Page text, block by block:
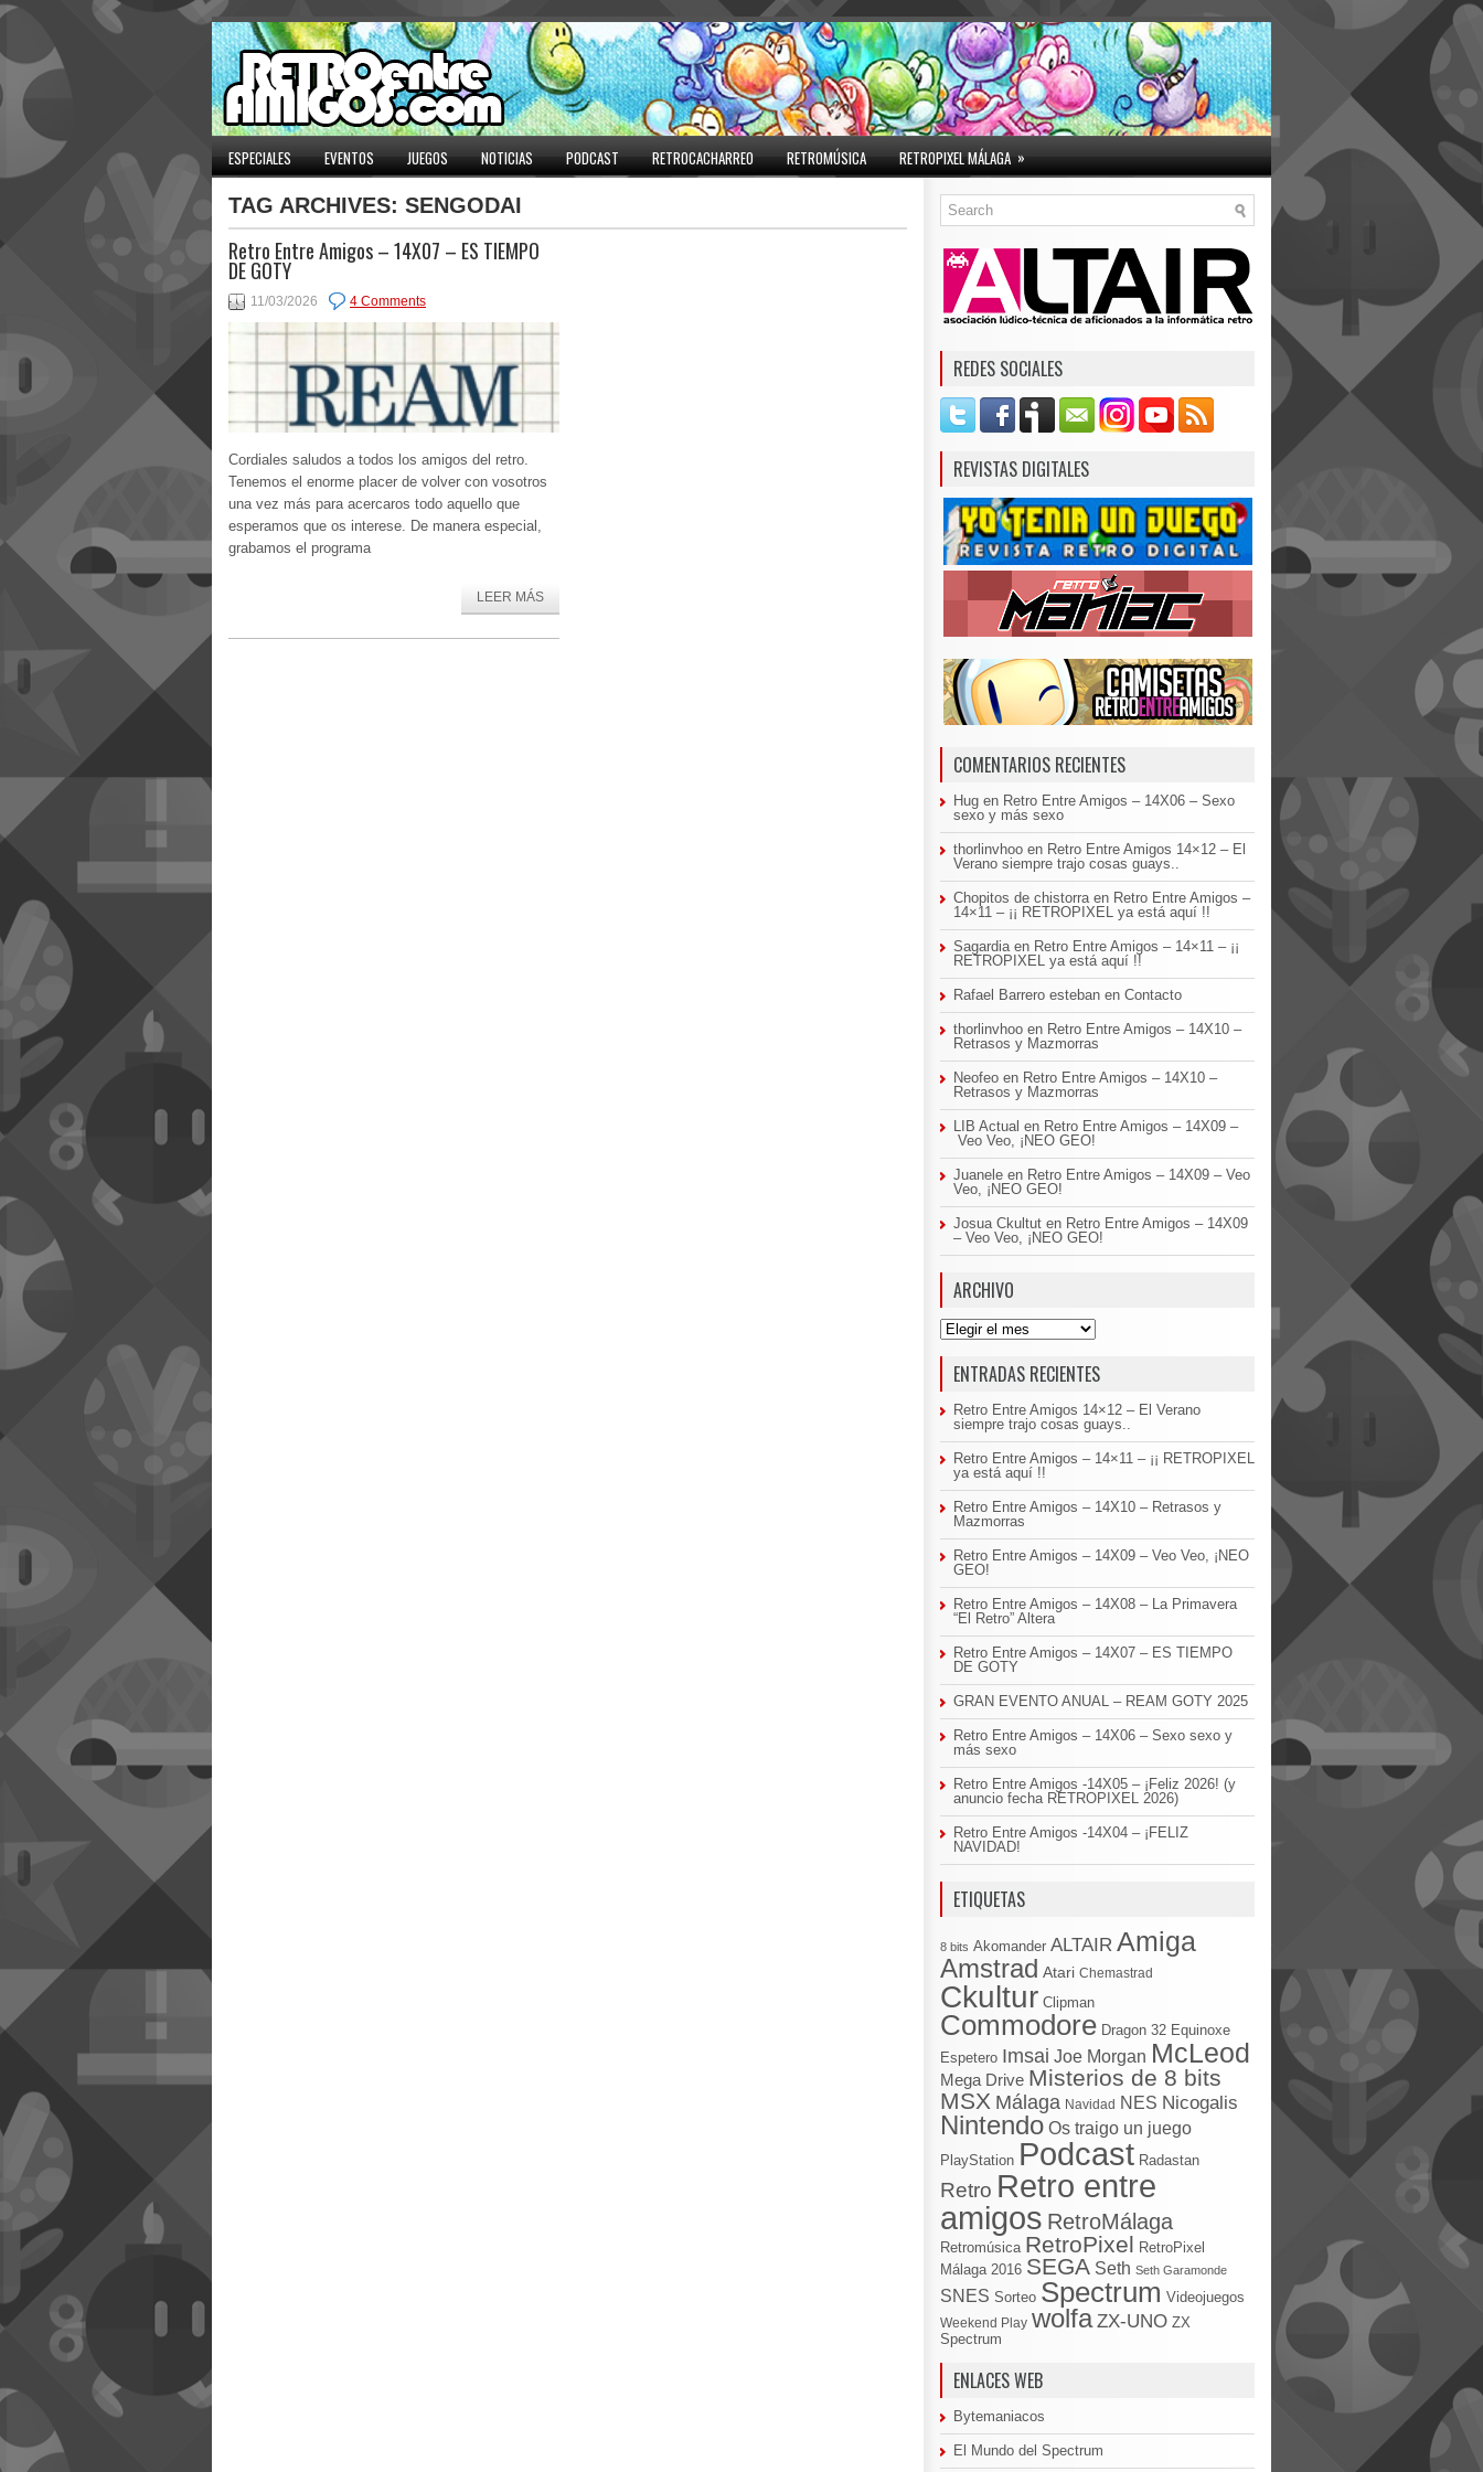
ESPECIALES EVENTOS JUEGOS NOTICIAS PODCAST RETROCACHARREO RETROMÚSICA RETROPIXEL MÁLAGA »
TAG ARCHIVES: SENGODAI
Retro Entre Amigos – 14X07 – ES TIEMPO
DE GOTY
11/03/2026 4 Comments
Cordiales saludos a todos los amigos del retro.
Tenemos el enorme placer de volver con vosotros
una vez más para acercaros todo aquello que
esperamos que os interese. De manera especial,
grabamos el programa
LEER MÁS
REDES SOCIALES
REVISTAS DIGITALES
COMENTARIOS RECIENTES
Hug en Retro Entre Amigos – 14X06 – Sexo
sexo y más sexo
thorlinvhoo en Retro Entre Amigos 14×12 – El
Verano siempre trajo cosas guays..
Chopitos de chistorra en Retro Entre Amigos –
14×11 – ¡¡ RETROPIXEL ya está aquí !!
Sagardia en Retro Entre Amigos – 14×11 – ¡¡
RETROPIXEL ya está aquí !!
Rafael Barrero esteban en Contacto
thorlinvhoo en Retro Entre Amigos – 14X10 –
Retrasos y Mazmorras
Neofeo en Retro Entre Amigos – 14X10 –
Retrasos y Mazmorras
LIB Actual en Retro Entre Amigos – 14X09 –
Veo Veo, ¡NEO GEO!
Juanele en Retro Entre Amigos – 14X09 – Veo
Veo, ¡NEO GEO!
Josua Ckultut en Retro Entre Amigos – 14X09
– Veo Veo, ¡NEO GEO!
ARCHIVO
Archivo
ENTRADAS RECIENTES
Retro Entre Amigos 14×12 – El Verano
siempre trajo cosas guays..
Retro Entre Amigos – 14×11 – ¡¡ RETROPIXEL
ya está aquí !!
Retro Entre Amigos – 14X10 – Retrasos y
Mazmorras
Retro Entre Amigos – 14X09 – Veo Veo, ¡NEO
GEO!
Retro Entre Amigos – 14X08 – La Primavera
“El Retro” Altera
Retro Entre Amigos – 14X07 – ES TIEMPO
DE GOTY
GRAN EVENTO ANUAL – REAM GOTY 2025
Retro Entre Amigos – 14X06 – Sexo sexo y
más sexo
Retro Entre Amigos -14X05 – ¡Feliz 2026! (y
anuncio fecha RETROPIXEL 2026)
Retro Entre Amigos -14X04 – ¡FELIZ
NAVIDAD!
ETIQUETAS
8 bits Akomander ALTAIR Amiga
Amstrad Atari Chemastrad
Ckultur Clipman
Commodore Dragon 32 Equinoxe
Espetero Imsai Joe Morgan McLeod
Mega Drive Misterios de 8 bits
MSX Málaga Navidad NES Nicogalis
Nintendo Os traigo un juego
PlayStation Podcast Radastan
Retro Retro entre
amigos RetroMálaga
Retromúsica RetroPixel RetroPixel
Málaga 2016 SEGA Seth Seth Garamonde
SNES Sorteo Spectrum Videojuegos
Weekend Play wolfa ZX-UNO ZX
Spectrum
ENLACES WEB
Bytemaniacos
El Mundo del Spectrum